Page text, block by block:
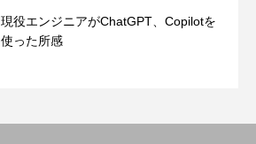
現役エンジニアがChatGPT、Copilotを
使った所感